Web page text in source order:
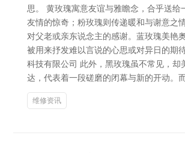
思。 黄玫瑰寓意友谊与雅瞻念，合乎送给
友情的惊奇；粉玫瑰则传递暖和与谢意之
对父老或亲东说念主的感谢。蓝玫瑰美艳
被用来抒发难以言说的心思或对异日的期
科技有限公司 此外，黑玫瑰虽不常见，却
达，代表着一段磋磨的闭幕与新的开动。
维修资讯